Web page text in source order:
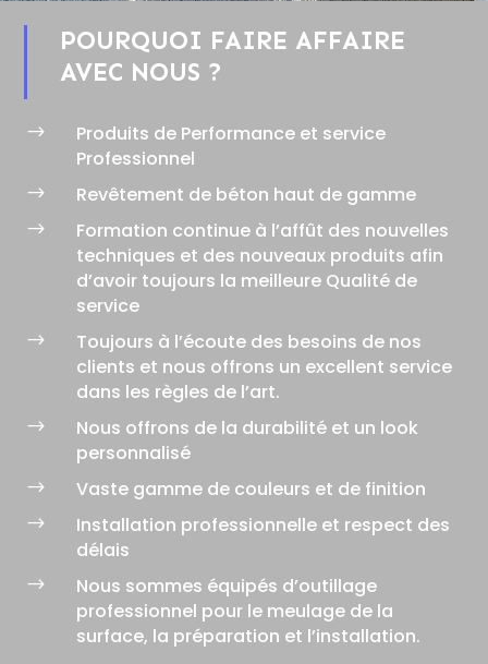
POURQUOI FAIRE AFFAIRE
AVEC NOUS ?
$
Produits de Performance et service
Professionnel
$ Revêtement de béton haut de gamme
$
Formation continue à l’affût des nouvelles
techniques et des nouveaux produits afin
d’avoir toujours la meilleure Qualité de
service
$
Toujours à l’écoute des besoins de nos
clients et nous offrons un excellent service
dans les règles de l’art.
$
Nous offrons de la durabilité et un look
personnalisé
$ Vaste gamme de couleurs et de finition
$
Installation professionnelle et respect des
délais
$
Nous sommes équipés d’outillage
professionnel pour le meulage de la
surface, la préparation et l’installation.